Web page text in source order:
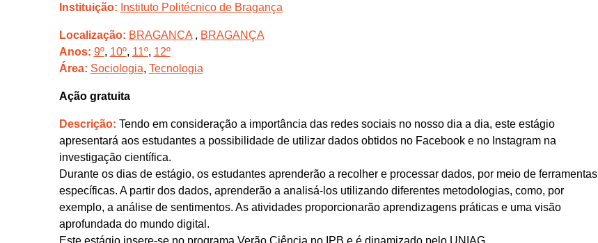
Instituição: Instituto Politécnico de Bragança
Localização: BRAGANCA, BRAGANÇA
Anos: 9º, 10º, 11º, 12º
Área: Sociologia, Tecnologia
Ação gratuita
Descrição: Tendo em consideração a importância das redes sociais no nosso dia a dia, este estágio
apresentará aos estudantes a possibilidade de utilizar dados obtidos no Facebook e no Instagram na
investigação científica.
Durante os dias de estágio, os estudantes aprenderão a recolher e processar dados, por meio de ferramentas
específicas. A partir dos dados, aprenderão a analisá-los utilizando diferentes metodologias, como, por
exemplo, a análise de sentimentos. As atividades proporcionarão aprendizagens práticas e uma visão
aprofundada do mundo digital.
Este estágio insere-se no programa Verão Ciência no IPB e é dinamizado pelo UNIAG.